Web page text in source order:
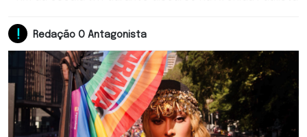
Redação O Antagonista